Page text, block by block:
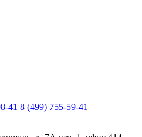
41 8 (499) 755-59-41